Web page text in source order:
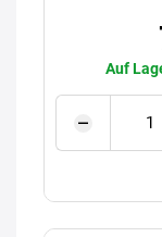
Auf